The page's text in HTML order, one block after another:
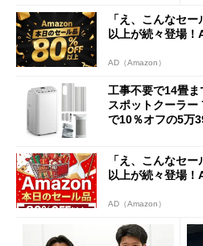
「え、こんなセ
以上が続々登場
AD（Amazon）
工事不要で14畳
スポットクーラ
で10％オフの5万
「え、こんなセ
以上が続々登場
AD（Amazon）